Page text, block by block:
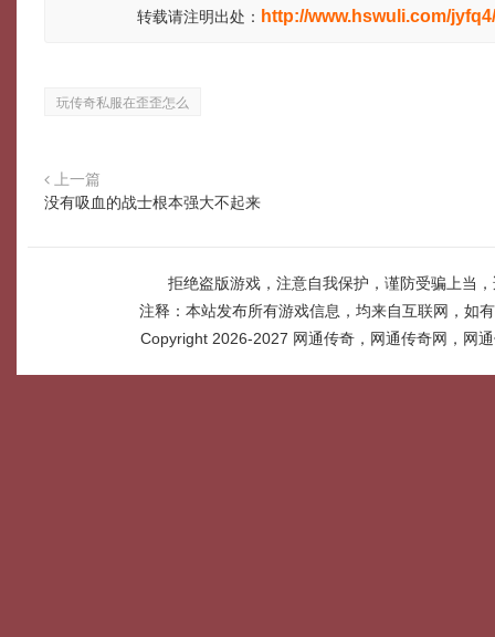
转载请注明出处： http://www.hswuli.com/
玩传奇私服在歪歪怎么
上一篇
没有吸血的战士根本强大不起来
拒绝盗版游戏，注意自我保护，谨防受骗上当
注释：本站发布所有游戏信息，均来自互联网，如
Copyright 2026-2027 网通传奇，网通传奇网，网